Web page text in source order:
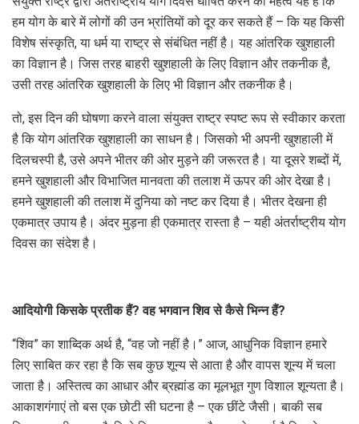
हम योग के बारे में लोगों की उन भ्रांतियों को दूर कर सकते हैं – कि यह किसी
विशेष संस्कृति, या धर्म या राष्ट्र से संबंधित नहीं है। यह आंतरिक खुशहाली
का विज्ञान है। जिस तरह बाहरी खुशहाली के लिए विज्ञान और तकनीक है,
उसी तरह आंतरिक खुशहाली के लिए भी विज्ञान और तकनीक है।
तो, इस दिन की घोषणा करने वाला संयुक्त राष्ट्र स्पष्ट रूप से स्वीकार करता
है कि योग आंतरिक खुशहाली का साधन है। जिसको भी अपनी खुशहाली में
दिलचस्पी है, उसे अपने भीतर की ओर मुड़ने की जरूरत है। या दूसरे शब्दों में,
हमने खुशहाली और विभाजित मानवता की तलाश में ऊपर की ओर देखा है।
हमने खुशहाली की तलाश में दुनिया को नष्ट कर दिया है। भीतर देखना ही
एकमात्र उपाय है। अंदर मुड़ना ही एकमात्र रास्ता है – यही अंतर्राष्ट्रीय योग
दिवस का संदेश है।
आदियोगी किसके प्रतीक हैं? वह भगवान शिव से कैसे भिन्न हैं?
“शिव” का शाब्दिक अर्थ है, “वह जो नहीं है।” आज, आधुनिक विज्ञान हमारे
लिए साबित कर रहा है कि सब कुछ शून्य से आता है और वापस शून्य में चला
जाता है। अस्तित्व का आधार और ब्रह्मांड का मूलभूत गुण विशाल शून्यता है।
आकाशगंगाएं तो बस एक छोटी सी घटना है – एक छींटे जैसी। बाकी सब